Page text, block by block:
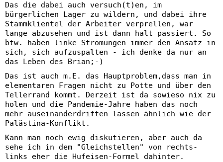
Das die dabei auch versuch(t)en, im
bürgerlichen Lager zu wildern, und dabei ihre
Stammklientel der Arbeiter verprellen, war
lange abzusehen und ist dann halt passiert. So
btw. haben linke Strömungen immer den Ansatz in
sich, sich aufzuspalten - ich denke da nur an
das Leben des Brian;-)
Das ist auch m.E. das Hauptproblem,dass man in
elementaren Fragen nicht zu Potte und über den
Tellerrand kommt. Derzeit ist da sowieso nix zu
holen und die Pandemie-Jahre haben das noch
mehr auseinanderdriften lassen ähnlich wie der
Palästina-Konflikt.
Kann man noch ewig diskutieren, aber auch da
sehe ich in dem "Gleichstellen" von rechts-
links eher die Hufeisen-Formel dahinter.